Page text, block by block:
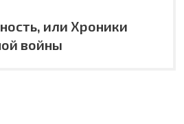
или Хроники
войны